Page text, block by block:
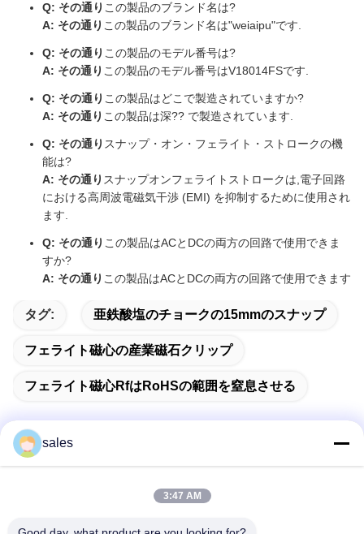
Q: その通り この製品のブランド名は?
A: その通り この製品のブランド名は"weiaipu"です.
Q: その通り この製品のモデル番号は?
A: その通り この製品のモデル番号はV18014FSです.
Q: その通り この製品はどこで製造されていますか?
A: その通り この製品は深?? で製造されています.
Q: その通り スナップ・オン・フェライト・ストロークの機
能は?
A: その通り スナップオンフェライトストロークは,電子回路
における高周波電磁気干渉 (EMI) を抑制するために使用され
ます.
Q: その通り この製品はACとDCの両方の回路で使用できま
すか?
A: その通り この製品はACとDCの両方の回路で使用できます
タグ: 亜鉄酸塩のチョークの15mmのスナップ
フェライト磁心の産業磁石クリップ
フェライト磁心RfはRoHSの範囲を窒息させる
アドレス
sales
3:47 AM